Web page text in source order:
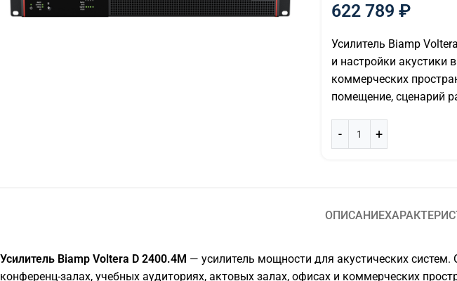
622 789 ₽
Усилитель Biamp
и настройки акустики
коммерческих
помещение, сценарий
ОПИСАНИЕ
Усилитель Biamp Voltera D 2400.4M — усилитель мощности для акустических
конференц-залах, учебных аудиториях, актовых залах, офисах и коммерческих